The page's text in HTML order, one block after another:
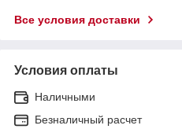
Все условия доставки
Условия оплаты
Наличными
Безналичный расчет